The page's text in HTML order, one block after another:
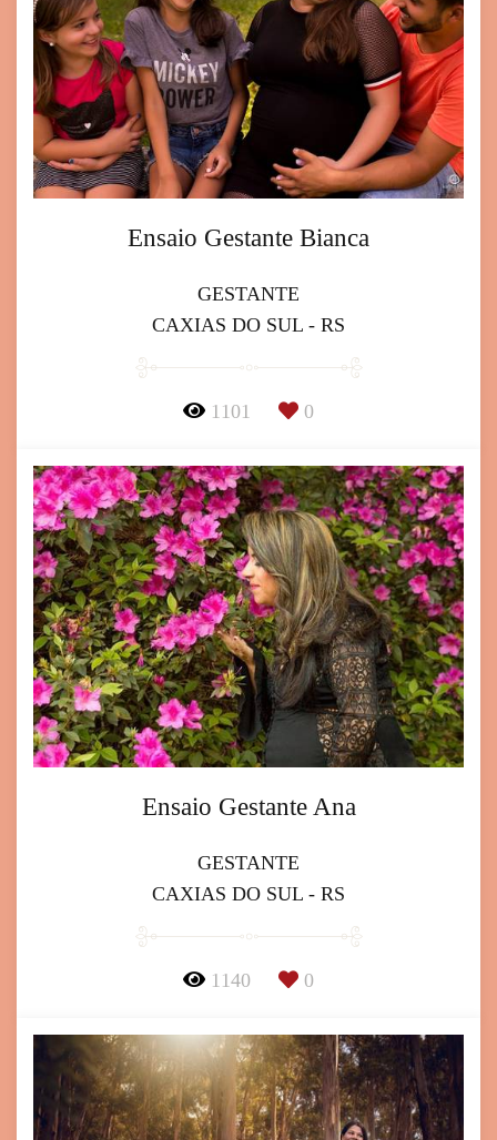
Ensaio Gestante Bianca
GESTANTE
CAXIAS DO SUL - RS
1101 0
Ensaio Gestante Ana
GESTANTE
CAXIAS DO SUL - RS
1140 0